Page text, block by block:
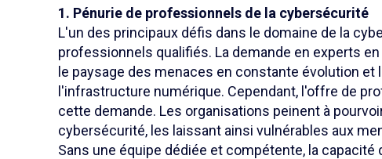
1. Pénurie de professionnels de la cybersécurité
L'un des principaux défis dans le domaine de la
professionnels qualifiés. La demande en experts
le paysage des menaces en constante évolution
l'infrastructure numérique. Cependant, l'offre de
cette demande. Les organisations peinent à
cybersécurité, les laissant ainsi vulnérables aux
Sans une équipe dédiée et compétente, la